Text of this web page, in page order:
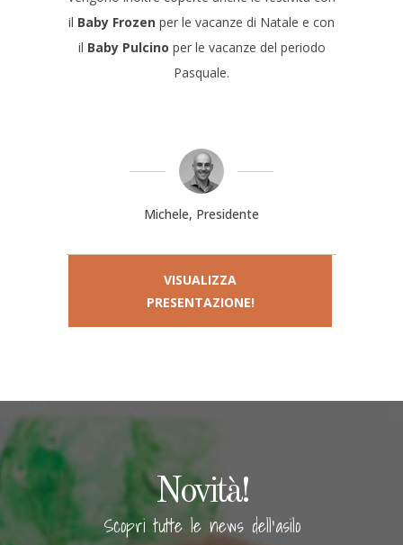
il Baby Frozen per le vacanze di Natale e con
il Baby Pulcino per le vacanze del periodo
Pasquale.
Michele, Presidente
VISUALIZZA
PRESENTAZIONE!
Novità!
Scopri tutte le news dell'asilo